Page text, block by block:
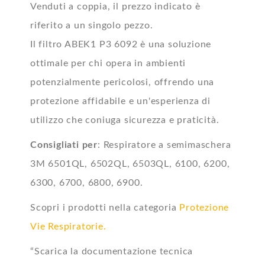
Venduti a coppia, il prezzo indicato è
riferito a un singolo pezzo.
Il filtro ABEK1 P3 6092 è una soluzione
ottimale per chi opera in ambienti
potenzialmente pericolosi, offrendo una
protezione affidabile e un'esperienza di
utilizzo che coniuga sicurezza e praticità.
Consigliati per: Respiratore a semimaschera
3M 6501QL, 6502QL, 6503QL, 6100, 6200,
6300, 6700, 6800, 6900.
Scopri i prodotti nella categoria Protezione
Vie Respiratorie.
“Scarica la documentazione tecnica